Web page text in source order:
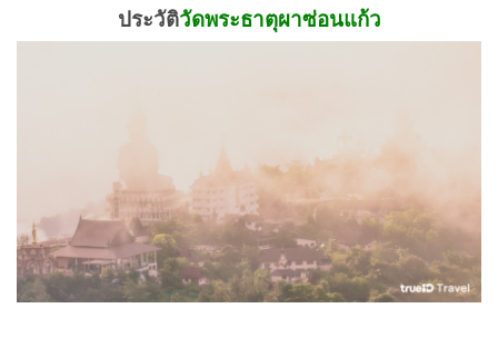
ประวัติวัดพระธาตุผาซ่อนแก้ว